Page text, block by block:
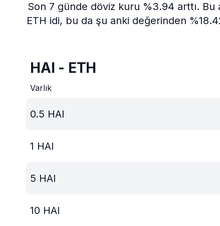
Son 7 günde döviz kuru %3.94 arttı. Bu
ETH idi, bu da şu anki değerinden
HAI - ETH
Varlık
0.5 HAI
1 HAI
5 HAI
10 HAI